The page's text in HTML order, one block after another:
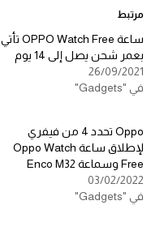
مرتبط
ساعة OPPO Watch Free تأتي
بعمر شحن يصل إلى 14 يوم
26/09/2021
في "Gadgets"
Oppo تحدد 4 من فيفري
لإطلاق ساعة Oppo Watch
Free وسماعة Enco M32
03/02/2022
في "Gadgets"